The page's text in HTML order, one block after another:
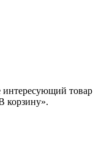
интересующий товар
корзину».